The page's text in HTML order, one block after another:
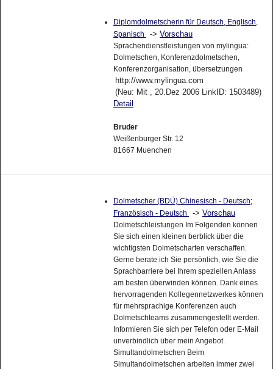
Diplomdolmetscherin für Deutsch, Englisch,
Spanisch
-> Vorschau
Sprachendienstleistungen von mylingua:
Dolmetschen, Konferenzdolmetschen,
Konferenzorganisation, übersetzungen
http://www.mylingua.com
(Neu: Mit , 20.Dez 2006 LinkID: 1503489)
Detail
Bruder
Weißenburger Str. 12
81667 Muenchen
Dolmetscher (BDÜ) Chinesisch - Deutsch;
Französisch - Deutsch
-> Vorschau
Dolmetschleistungen Im Folgenden können
Sie sich einen kleinen berblick über die
wichtigsten Dolmetscharten verschaffen.
Gerne berate ich Sie persönlich, wie Sie die
Sprachbarriere bei Ihrem speziellen Anlass
am besten überwinden können. Dank eines
hervorragenden Kollegennetzwerkes können
für mehrsprachige Konferenzen auch
Dolmetschteams zusammengestellt werden.
Informieren Sie sich per Telefon oder E-Mail
unverbindlich über mein Angebot.
Simultandolmetschen Beim
Simultandolmetschen arbeiten immer zwei